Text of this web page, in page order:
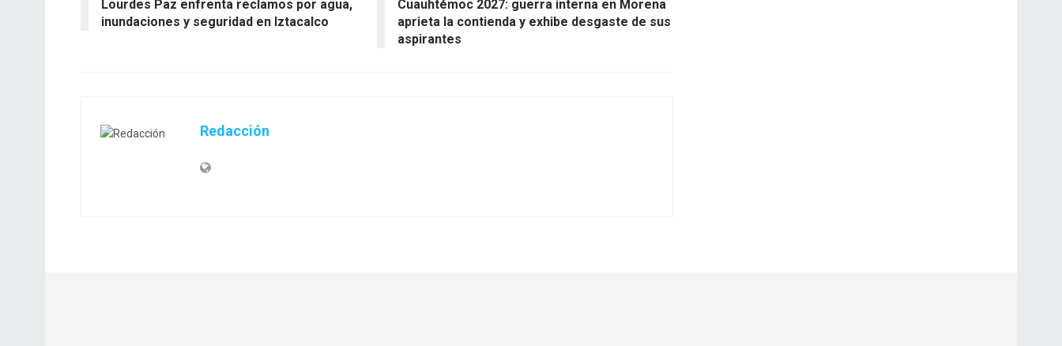
Lourdes Paz enfrenta reclamos por agua,
inundaciones y seguridad en Iztacalco
Cuauhtémoc 2027: guerra interna en Morena
aprieta la contienda y exhibe desgaste de sus
aspirantes
Redacción